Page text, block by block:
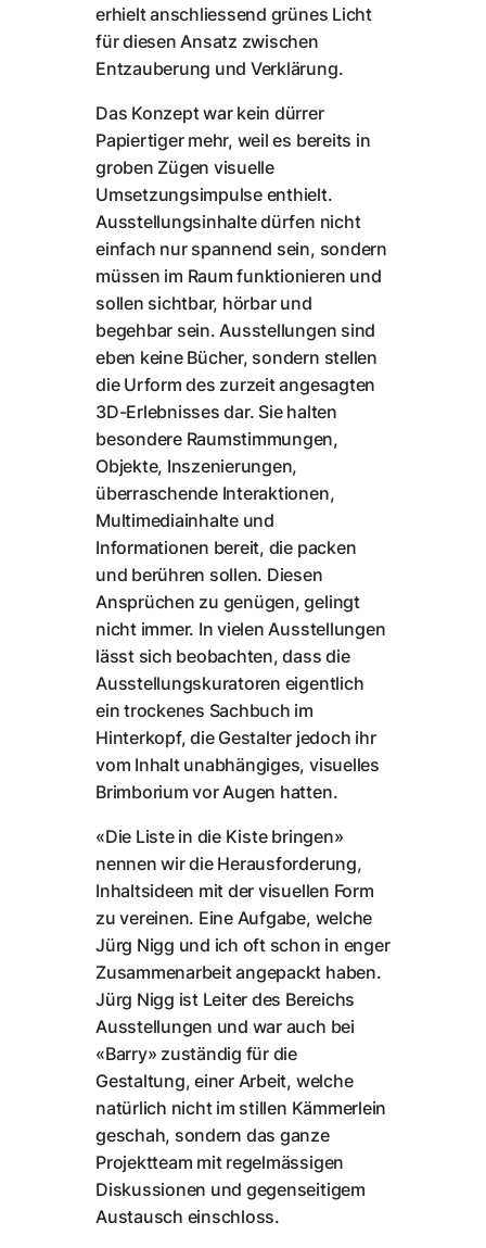
erhielt anschliessend grünes Licht
für diesen Ansatz zwischen
Entzauberung und Verklärung.
Das Konzept war kein dürrer
Papiertiger mehr, weil es bereits in
groben Zügen visuelle
Umsetzungsimpulse enthielt.
Ausstellungsinhalte dürfen nicht
einfach nur spannend sein, sondern
müssen im Raum funktionieren und
sollen sichtbar, hörbar und
begehbar sein. Ausstellungen sind
eben keine Bücher, sondern stellen
die Urform des zurzeit angesagten
3D-Erlebnisses dar. Sie halten
besondere Raumstimmungen,
Objekte, Inszenierungen,
überraschende Interaktionen,
Multimediainhalte und
Informationen bereit, die packen
und berühren sollen. Diesen
Ansprüchen zu genügen, gelingt
nicht immer. In vielen Ausstellungen
lässt sich beobachten, dass die
Ausstellungskuratoren eigentlich
ein trockenes Sachbuch im
Hinterkopf, die Gestalter jedoch ihr
vom Inhalt unabhängiges, visuelles
Brimborium vor Augen hatten.
«Die Liste in die Kiste bringen»
nennen wir die Herausforderung,
Inhaltsideen mit der visuellen Form
zu vereinen. Eine Aufgabe, welche
Jürg Nigg und ich oft schon in enger
Zusammenarbeit angepackt haben.
Jürg Nigg ist Leiter des Bereichs
Ausstellungen und war auch bei
«Barry» zuständig für die
Gestaltung, einer Arbeit, welche
natürlich nicht im stillen Kämmerlein
geschah, sondern das ganze
Projektteam mit regelmässigen
Diskussionen und gegenseitigem
Austausch einschloss.